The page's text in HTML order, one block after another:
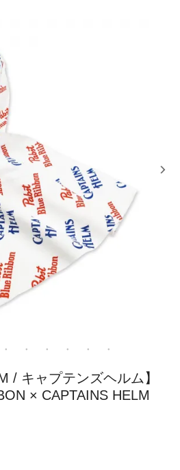
/ キャプテンズヘルム】
× CAPTAINS HELM